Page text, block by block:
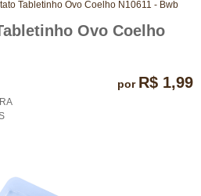
Tabletinho Ovo Coelho N10611 - Bwb
Ovo Coelho
por R$ 1,99